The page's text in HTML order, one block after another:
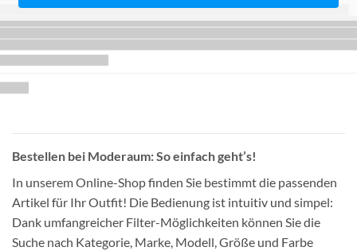
Bestellen bei Moderaum: So einfach geht’s!
In unserem Online-Shop finden Sie bestimmt die passenden
Artikel für Ihr Outfit! Die Bedienung ist intuitiv und simpel:
Dank umfangreicher Filter-Möglichkeiten können Sie die
Suche nach Kategorie, Marke, Modell, Größe und Farbe